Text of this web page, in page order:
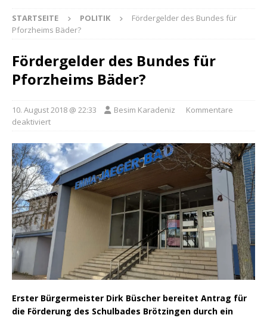
STARTSEITE POLITIK
Fördergelder des Bundes für
Pforzheims Bäder?
Fördergelder des Bundes für
Pforzheims Bäder?
10. August 2018 @ 22:33 Besim Karadeniz
Kommentare
deaktiviert
Erster Bürgermeister Dirk Büscher bereitet Antrag für
die Förderung des Schulbades Brötzingen durch ein